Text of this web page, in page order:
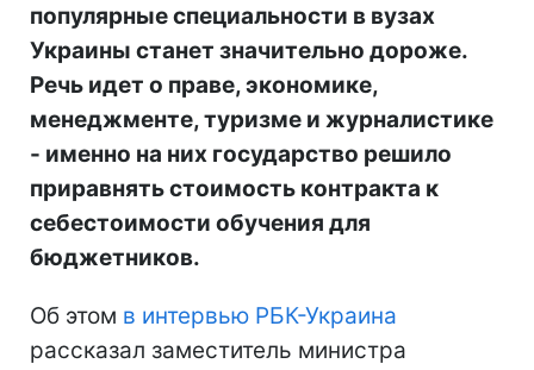
популярные специальности в вузах
Украины станет значительно дороже.
Речь идет о праве, экономике,
менеджменте, туризме и журналистике
- именно на них государство решило
приравнять стоимость контракта к
себестоимости обучения для
бюджетников.
Об этом в интервью РБК-Украина
рассказал заместитель министра